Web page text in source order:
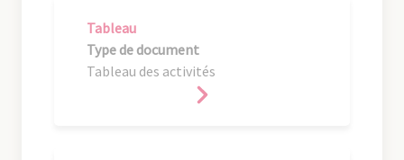
Tableau
Type de document
Tableau des activités